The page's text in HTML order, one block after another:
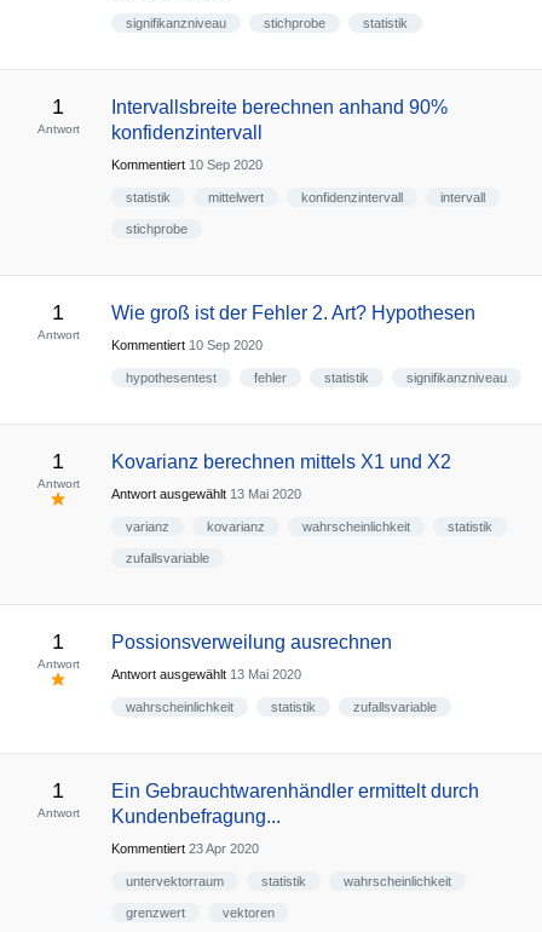
signifikanzniveau stichprobe statistik
1
Antwort
Intervallsbreite berechnen anhand 90%
konfidenzintervall
Kommentiert 10 Sep 2020
statistik mittelwert konfidenzintervall intervall
stichprobe
1
Antwort
Wie groß ist der Fehler 2. Art? Hypothesen
Kommentiert 10 Sep 2020
hypothesentest fehler statistik signifikanzniveau
1
Antwort
Kovarianz berechnen mittels X1 und X2
Antwort ausgewählt 13 Mai 2020
varianz kovarianz wahrscheinlichkeit statistik
zufallsvariable
1
Antwort
Possionsverweilung ausrechnen
Antwort ausgewählt 13 Mai 2020
wahrscheinlichkeit statistik zufallsvariable
1
Antwort
Ein Gebrauchtwarenhändler ermittelt durch
Kundenbefragung...
Kommentiert 23 Apr 2020
untervektorraum statistik wahrscheinlichkeit
grenzwert vektoren